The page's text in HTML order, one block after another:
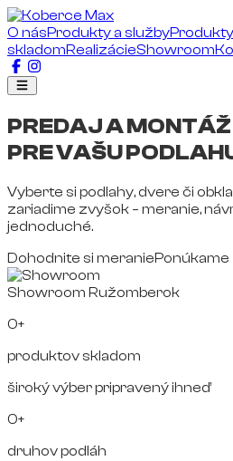
O násProdukty a službyProdukty
skladomRealizácieShowroom
PREDAJ A MONTÁŽ
PRE VAŠU
Vyberte si podlahy, dvere či
zariadime zvyšok – meranie,
jednoduché.
Dohodnite si meraniePonúkame
Showroom Ružomberok
0+
produktov skladom
široký výber pripravený ihneď
0+
druhov podláh